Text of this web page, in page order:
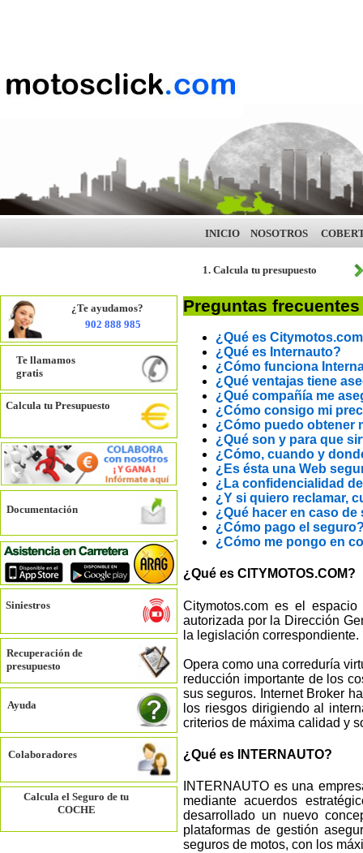
1. Calcula tu presupuesto
902 888 985
¿Te ayudamos?
Documentación
Recuperación de
presupuesto
Te llamamos
gratis
Colaboradores
Ayuda
Siniestros
Calcula tu Presupuesto
Calcula el Seguro de tu
COCHE
INICIO NOSOTROS
Preguntas frecuentes
¿Qué es
¿Qué es Internauto?
¿Cómo funciona
¿Qué ventajas tiene
¿Qué compañía me
¿Cómo consigo mi
¿Cómo puedo obtener
¿Qué son y para que
¿Cómo, cuando y
¿Es ésta una Web
¿La confidencialidad
¿Y si quiero reclamar,
¿Qué hacer en caso de
¿Cómo pago el
¿Cómo me pongo en
¿Qué es CITYMOTOS.COM?
Citymotos.com es el
autorizada por la Dirección
la legislación correspondiente.
Opera como una correduría
reducción importante de los
sus seguros. Internet Broker
los riesgos dirigiendo al
criterios de máxima calidad y
¿Qué es INTERNAUTO?
INTERNAUTO es una
mediante acuerdos
desarrollado un nuevo
plataformas de gestión
seguros de motos, con los